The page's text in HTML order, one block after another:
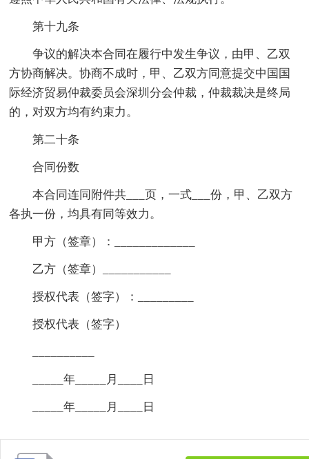
第十九条
争议的解决本合同在履行中发生争议，由甲、乙双
方协商解决。协商不成时，甲、乙双方同意提交中国国
际经济贸易仲裁委员会深圳分会仲裁，仲裁裁决是终局
的，对双方均有约束力。
第二十条
合同份数
本合同连同附件共___页，一式___份，甲、乙双方
各执一份，均具有同等效力。
甲方（签章）：_____________
乙方（签章）___________
授权代表（签字）：_________
授权代表（签字）
_____年_____月____日
_____年_____月____日